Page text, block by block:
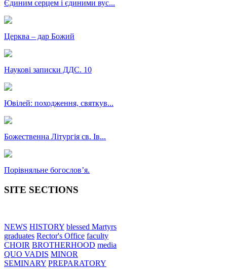
Єдиним серцем і єдиними вус...
Церква – дар Божий
Наукові записки ДДС. 10
Ювілей: походження, святкув...
Божественна Літургія св. Ів...
Порівняльне богословʼя.
SITE SECTIONS
NEWS HISTORY blessed Martyrs
graduates Rector's Office faculty
CHOIR BROTHERHOOD media
QUO VADIS MINOR
SEMINARY PREPARATORY